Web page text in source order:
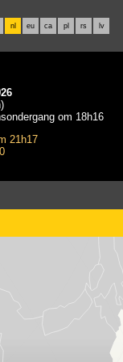
nl eu ca pl rs lv
om 18h16
21h17